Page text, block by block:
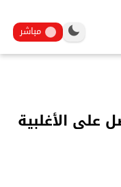
مباشر
الأغلبية